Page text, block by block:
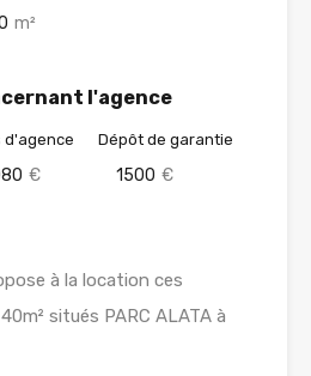
m²
l'agence
d'agence
€
Dépôt de garantie
1500 €
à la location ces
situés PARC ALATA à